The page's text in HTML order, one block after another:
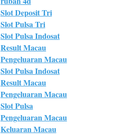
Slot Deposit Tri
Slot Pulsa Tri
Slot Pulsa Indosat
Result Macau
Pengeluaran Macau
Slot Pulsa Indosat
Result Macau
Pengeluaran Macau
Slot Pulsa
Pengeluaran Macau
Keluaran Macau